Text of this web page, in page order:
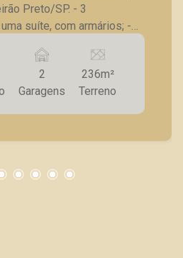
Preto/SP. - 3
suíte, com armários; -
Cozinha rica em armários -
social; - 2 Vagas de
e segurança, em
prontos, usados ou
2
Garagens
236m²
Terreno